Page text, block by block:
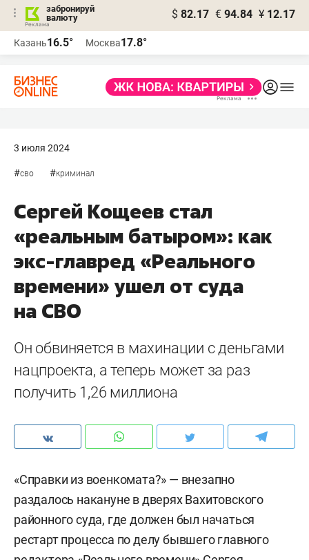
забронируй
валюту
$ 82.17 € 94.84 ¥ 12.17
Казань16.5° Москва17.8°
3 июля 2024
#сво #криминал
Сергей Кощеев стал
«реальным батыром»: как
экс-главред «Реального
времени» ушел от суда
на СВО
Он обвиняется в махинации с деньгами
нацпроекта, а теперь может за раз
получить 1,26 миллиона
«Справки из военкомата?» — внезапно
раздалось накануне в дверях Вахитовского
районного суда, где должен был начаться
рестарт процесса по делу бывшего главного